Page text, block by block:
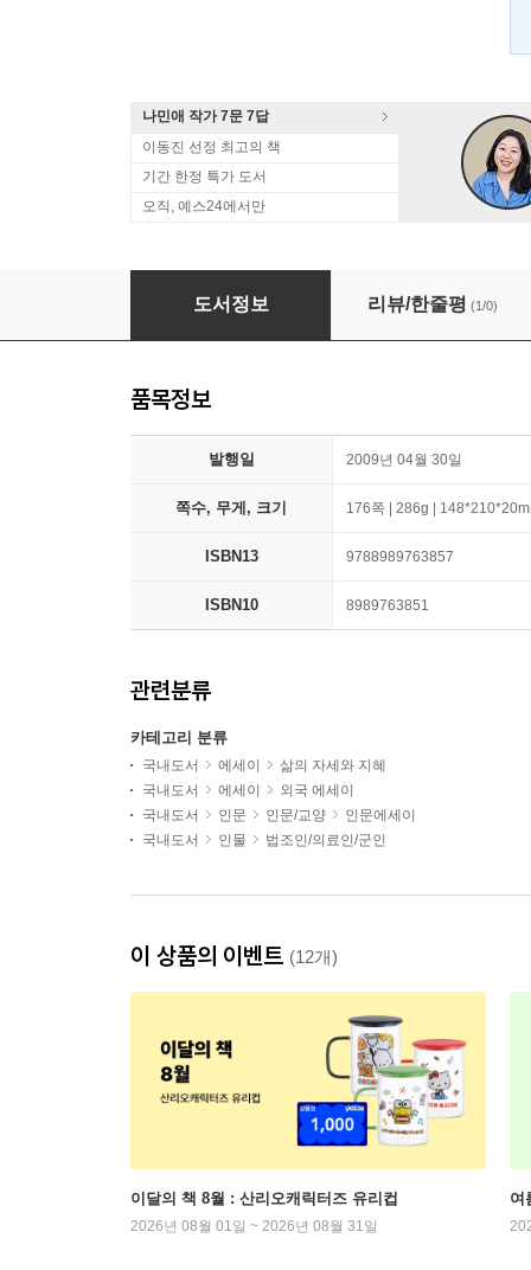
나민애 작가 7문 7답
이동진 선정 최고의 책
기간 한정 특가 도서
오직, 예스24에서만
삶의 물음에 '예'라고 대답하라
도서정보 리뷰/한줄평 (1/0)
품목정보
발행일 2009년 04월 30일
쪽수, 무게, 크기 176쪽 | 286g |
ISBN13 9788989763857
ISBN10 8989763851
관련분류
카테고리 분류
국내도서 에세이
삶의 자세와 지혜
국내도서
에세이
외국 에세이
국내도서
인문 인문/교양
인문에세이
국내도서
인물 법조인/의료인/군인
이 상품의 이벤트 (12개)
이달의 책 8월 : 산리오캐릭터즈 유리컵
2026년 08월 01일 ~ 2026년 08월 31일
여